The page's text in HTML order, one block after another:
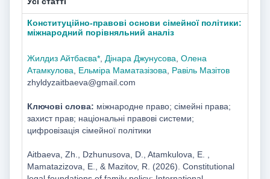
Конституційно-правові основи сімейної політики:
міжнародний порівняльний аналіз
Жилдиз Айтбаєва*, Дінара Джунусова Олена
Атамкулова
Ельміра Маматазізова
Равіль Мазітов
zhyldyzaitbaeva@gmail.com
Ключові слова: міжнародне право; сімейні права;
захист прав; національні правові системи;
цифровізація сімейної політики
Aitbaeva, Zh., Dzhunusova, D., Atamkulova, E. ,
Mamatazizova, E., & Mazitov, R. (2026). Constitutional